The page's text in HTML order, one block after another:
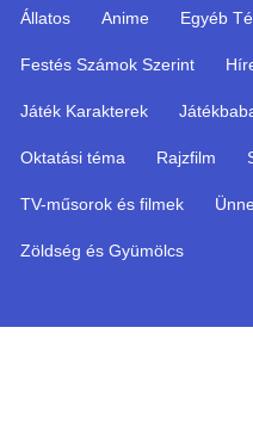
Állatos Anime Egyéb
Festés Számok Szerint
Játék Karakterek
Oktatási téma Rajzfilm
TV-műsorok és filmek
Zöldség és Gyümölcs